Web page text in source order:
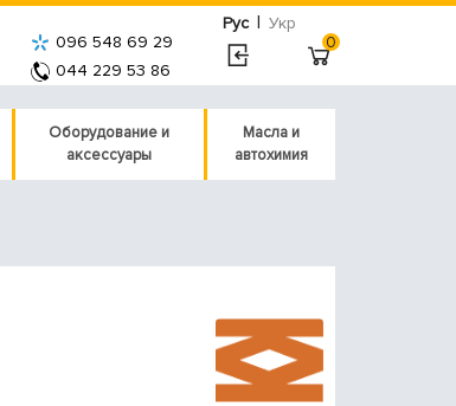
Рус | Укр
096 548 69 29
044 229 53 86
0
Оборудование и
аксессуары
Масла и
автохимия